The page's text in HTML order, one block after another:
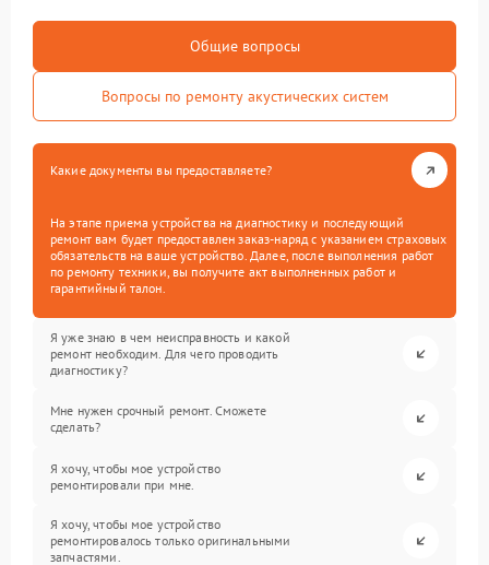
Общие вопросы
Вопросы по ремонту акустических систем
Какие документы вы предоставляете?
На этапе приема устройства на диагностику и последующий
ремонт вам будет предоставлен заказ-наряд с указанием страховых
обязательств на ваше устройство. Далее, после выполнения работ
по ремонту техники, вы получите акт выполненных работ и
гарантийный талон.
Я уже знаю в чем неисправность и какой
ремонт необходим. Для чего проводить
диагностику?
Мне нужен срочный ремонт. Сможете
сделать?
Я хочу, чтобы мое устройство
ремонтировали при мне.
Я хочу, чтобы мое устройство
ремонтировалось только оригинальными
запчастями.